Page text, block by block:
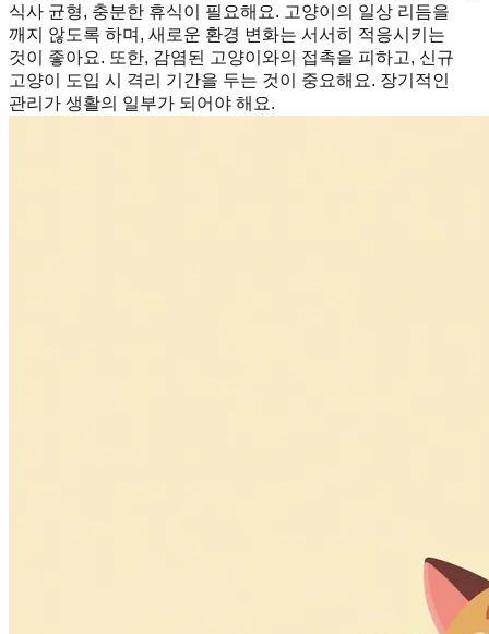
식사 균형, 충분한 휴식이 필요해요. 고양이의 일상 리듬을
깨지 않도록 하며, 새로운 환경 변화는 서서히 적응시키는
것이 좋아요. 또한, 감염된 고양이와의 접촉을 피하고, 신규
고양이 도입 시 격리 기간을 두는 것이 중요해요. 장기적인
관리가 생활의 일부가 되어야 해요.